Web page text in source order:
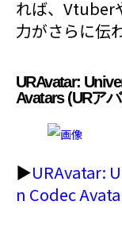
れば、Vtuber
力がさらに伝
URAvatar:
Avatars (URア
▶︎URAvatar:
n Codec